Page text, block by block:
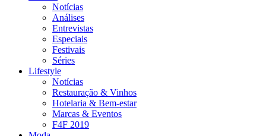
Notícias
Análises
Entrevistas
Especiais
Festivais
Séries
Lifestyle
Notícias
Restauração & Vinhos
Hotelaria & Bem-estar
Marcas & Eventos
F4F 2019